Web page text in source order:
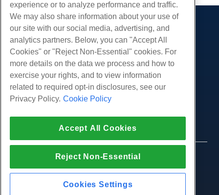
Producten
Web hosting
Zakelijke hosting
White Label-wederverkoper
Beheerde Linux VPS
Onbeheerde Windows VPS
Cloud Servers
Load Balancers
Blokkeer opslag
Diensten
Website-migraties
Gemeenschap
Productdocumentatie
Tutorials
Bedrijf
Over ons
Neem contact op
druk op
Affiliate-programma
Politie
Partnerovereenkomst
Ondersteuning
Live chat met ons
Open een ondersteuningskaartje
Stuur ons een e-mail
© 2010-2026 Hostwinds, een HostPapa Inc. bedrijf.
Alle rechten voorbehouden.
experience or to analyze performance and traffic.
We may also share information about your use of
our site with our social media, advertising, and
analytics partners. Below, you can "Accept All
Cookies" or "Reject Non-Essential" cookies. For
more details on the data we process and how to
exercise your rights, and to view information
related to required opt-in disclosures, see our
Privacy Policy. Cookie Policy
Accept All Cookies
Reject Non-Essential
Cookies Settings